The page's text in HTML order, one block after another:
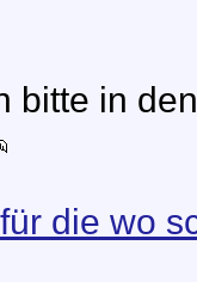
bitte in
die wo